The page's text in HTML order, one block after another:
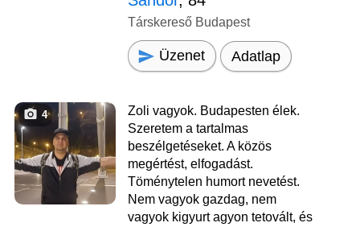
Társkereső Budapest
Üzenet Adatlap
4
Zoli vagyok. Budapesten élek.
Szeretem a tartalmas
beszélgetéseket. A közös
megértést, elfogadást.
Töménytelen humort nevetést.
Nem vagyok gazdag, nem
vagyok kigyurt agyon tetovált, és